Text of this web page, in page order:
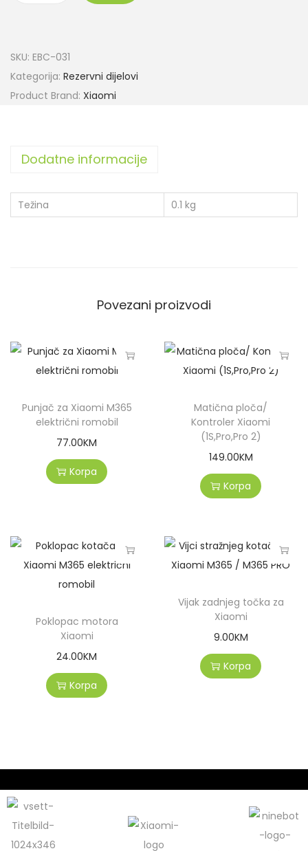
SKU: EBC-031
Kategorija: Rezervni dijelovi
Product Brand: Xiaomi
Dodatne informacije
Težina 0.1 kg
Povezani proizvodi
Punjač za Xiaomi M365
električni romobil
77.00KM
Korpa
Matična ploča/
Kontroler Xiaomi
(1S,Pro,Pro 2)
149.00KM
Korpa
Poklopac motora
Xiaomi
24.00KM
Korpa
Vijak zadnjeg točka za
Xiaomi
9.00KM
Korpa